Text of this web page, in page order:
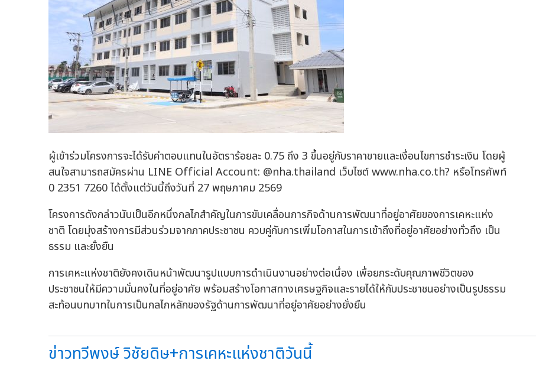
ผู้เข้าร่วมโครงการจะได้รับค่าตอบแทนในอัตราร้อยละ 0.75 ถึง 3 ขึ้นอยู่กับราคาขายและเงื่อนไขการชำระเงิน โดยผู้
สนใจสามารถสมัครผ่าน LINE Official Account: @nha.thailand เว็บไซต์ www.nha.co.th? หรือโทรศัพท์
0 2351 7260 ได้ตั้งแต่วันนี้ถึงวันที่ 27 พฤษภาคม 2569
โครงการดังกล่าวนับเป็นอีกหนึ่งกลไกสำคัญในการขับเคลื่อนภารกิจด้านการพัฒนาที่อยู่อาศัยของการเคหะแห่ง
ชาติ โดยมุ่งสร้างการมีส่วนร่วมจากภาคประชาชน ควบคู่กับการเพิ่มโอกาสในการเข้าถึงที่อยู่อาศัยอย่างทั่วถึง เป็น
ธรรม และยั่งยืน
การเคหะแห่งชาติยังคงเดินหน้าพัฒนารูปแบบการดำเนินงานอย่างต่อเนื่อง เพื่อยกระดับคุณภาพชีวิตของ
ประชาชนให้มีความมั่นคงในที่อยู่อาศัย พร้อมสร้างโอกาสทางเศรษฐกิจและรายได้ให้กับประชาชนอย่างเป็นรูปธรรม
สะท้อนบทบาทในการเป็นกลไกหลักของรัฐด้านการพัฒนาที่อยู่อาศัยอย่างยั่งยืน
ข่าวทวีพงษ์ วิชัยดิษ+การเคหะแห่งชาติวันนี้